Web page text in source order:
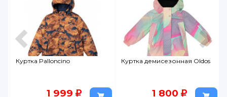
Куртка демисезонная Oldos
1 800
Куртка демисезонная Oldos
2 959